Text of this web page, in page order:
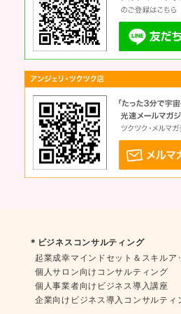
＊ビジネスコンサルティング
起業成幸マインドセット＆スキルア
個人サロン向けコンサルティング
個人事業者向けビジネス導入講座
企業向けビジネス導入コンサルティ